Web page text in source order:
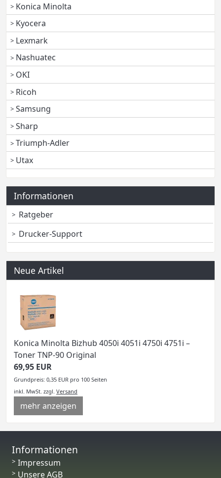
Konica Minolta
Kyocera
Lexmark
Nashuatec
OKI
Ricoh
Samsung
Sharp
Triumph-Adler
Utax
Informationen
Ratgeber
Drucker-Support
Neue Artikel
Konica Minolta Bizhub 4050i 4051i 4750i 4751i –
Toner TNP-90 Original
69,95 EUR
Grundpreis: 0,35 EUR pro 100 Seiten
inkl. MwSt. zzgl. Versand
mehr anzeigen
Informationen
Impressum
Unsere AGB